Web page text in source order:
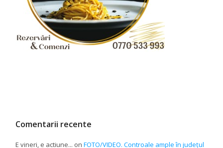
Comentarii recente
E vineri, e actiune... onFOTO/VIDEO. Controale ample în județul